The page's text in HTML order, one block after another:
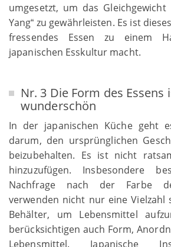
umgesetzt, um das
Yang“ zu gewährleisten. Es ist
fressendes Essen zu einem
japanischen Esskultur macht.
Nr. 3 Die Form des Essens
wunderschön
In der japanischen Küche geht
darum, den ursprünglichen
beizubehalten. Es ist nicht
hinzuzufügen. Insbesondere
Nachfrage nach der Farbe
verwenden nicht nur eine Vielzahl
Behälter, um Lebensmittel
berücksichtigen auch Form,
Lebensmittel. Japanische